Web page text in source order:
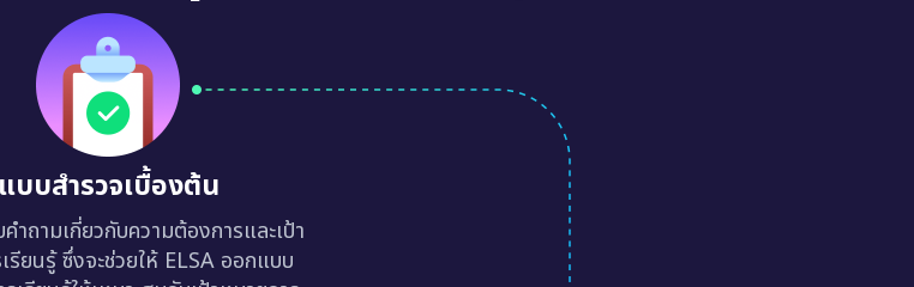
แบบสำรวจเบื้องต้น
ำถามเกี่ยวกับความต้องการและเป้า
รียนรู้ ซึ่งจะช่วยให้ ELSA ออกแบบ
รเรียนรู้ให้เหมาะสมกับเป้าหมายการ